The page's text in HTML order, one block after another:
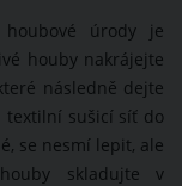
houbové úrody je
houby nakrájejte
následně dejte
textilní sušicí síť do
se nesmí lepit, ale
skladujte v